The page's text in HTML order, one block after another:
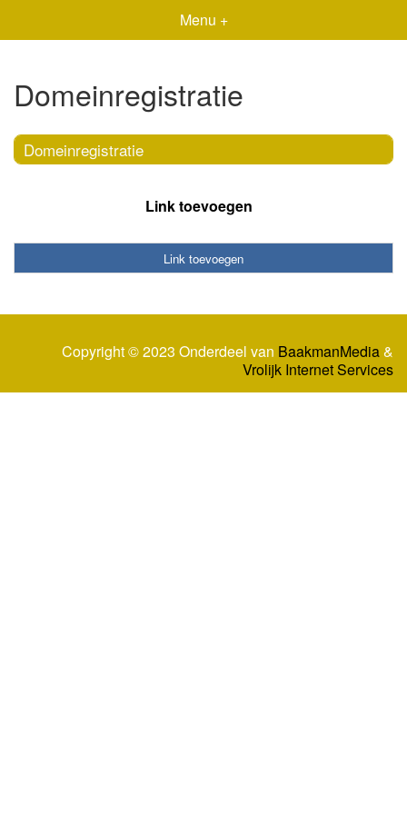
Menu +
Domeinregistratie
Domeinregistratie
Link toevoegen
Link toevoegen
Copyright © 2023 Onderdeel van BaakmanMedia&
Vrolijk Internet Services